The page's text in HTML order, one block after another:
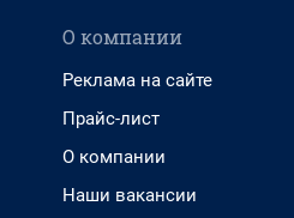
О компании
Реклама на сайте
Прайс-лист
О компании
Наши вакансии